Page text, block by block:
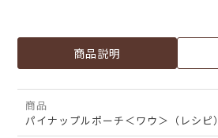
商品説明
商品
パイナップルポーチ＜ワウ＞（レシピ）